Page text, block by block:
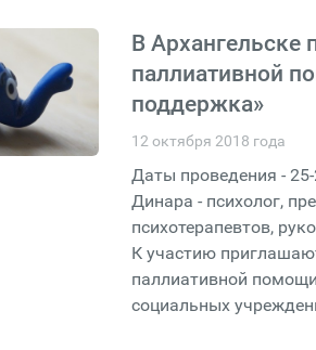
В Архангельске
паллиативной
поддержка»
12 октября 2018 года
Даты проведения -
Динара - психолог,
психотерапевтов,
К участию
паллиативной
социальных